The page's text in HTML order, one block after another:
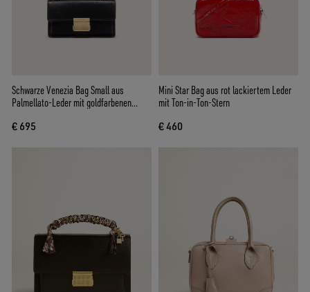
Schwarze Venezia Bag Small aus
Palmellato-Leder mit goldfarbenen
€ 695
Mini Star Bag aus rot lackiertem Leder
mit Ton-in-Ton-Stern
€ 460